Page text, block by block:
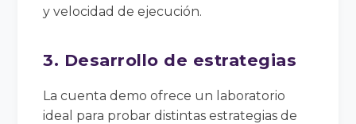
y velocidad de ejecución.
3. Desarrollo de estrategias
La cuenta demo ofrece un laboratorio
ideal para probar distintas estrategias de